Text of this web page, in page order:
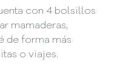
con 4 bolsillos
mamaderas,
de forma más
o viajes.